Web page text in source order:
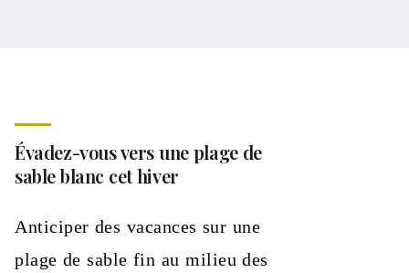
Évadez-vous vers une plage de
sable blanc cet hiver
Anticiper des vacances sur une
plage de sable fin au milieu des